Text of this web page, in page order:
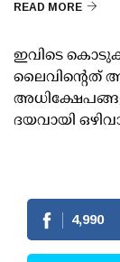
READ MORE
ഇവിടെ
ലൈവിന്റെത്
ദയവായി
4,990